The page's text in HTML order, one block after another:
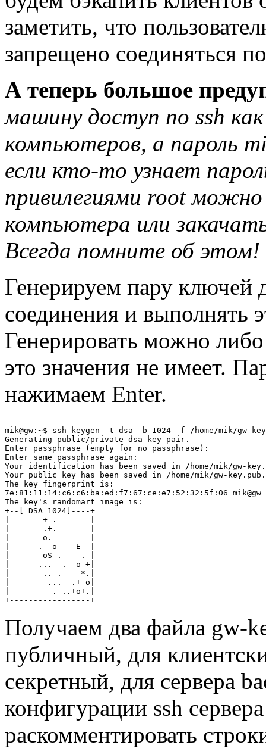
заметить, что
запрещено соединяться
А теперь большое
машину доступ по ssh
компьютеров, а пароль
если кто-то узнает
привилегиями root
компьютера или
Всегда помните об этом!
Генерируем пару ключей
соединения и выполнять
Генерировать можно
это значения не имеет.
нажимаем Enter.
mik@gw:~$ ssh-keygen -t dsa -b 1024 -f /home/mik/gw-key
Generating public/private dsa key pair.
Enter passphrase (empty for no passphrase):
Enter same passphrase again:
Your identification has been saved in /home/mik/gw-key.
Your public key has been saved in /home/mik/gw-key.pub.
The key fingerprint is:
7e:81:11:14:c6:c6:ba:ed:f7:67:ce:e7:52:32:5f:06 mik@gw
The key's randomart image is:
+--[ DSA 1024]----+
|       +=.       |
|       .+.       |
|       o.        |
|      .  o    E  |
|       oS .    . |
|      ...  .  o +|
|       .. .    *.|
|        ...  .+ o|
|         . ..+o+.|
Получаем два файла gw-
публичный, для
секретный, для сервера
конфигурации ssh
раскомментировать